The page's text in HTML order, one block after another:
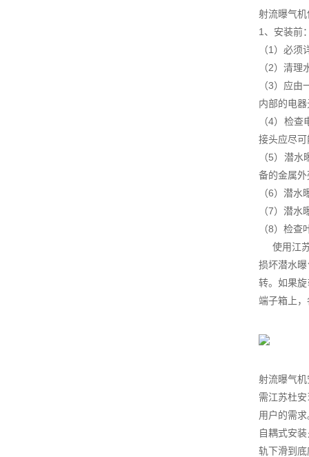
射流曝气
1、安装前
（1）必
（2）清
（3）应
内部的电
（4）检
接头应尽
（5）潜
备的金属
（6）潜
（7）潜
（8）检查
使用江苏
损坏潜水
转。如果
端子箱上
射流曝气
需江苏杜
用户的需
自耦式安
轨下滑到